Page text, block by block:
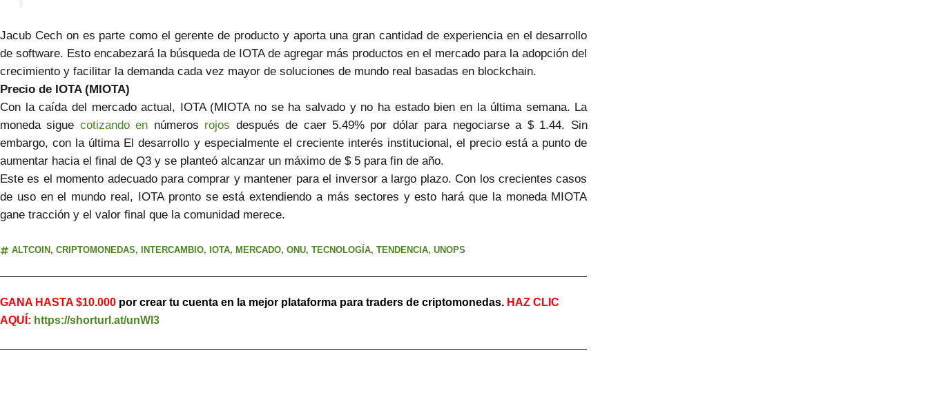
Jacub Cech on es parte como el gerente de producto y aporta una gran cantidad de experiencia en el desarrollo
de software. Esto encabezará la búsqueda de IOTA de agregar más productos en el mercado para la adopción del
crecimiento y facilitar la demanda cada vez mayor de soluciones de mundo real basadas en blockchain.
Precio de IOTA (MIOTA)
Con la caída del mercado actual, IOTA (MIOTA no se ha salvado y no ha estado bien en la última semana. La
moneda sigue cotizando en números rojos después de caer 5.49% por dólar para negociarse a $ 1.44. Sin
embargo, con la última El desarrollo y especialmente el creciente interés institucional, el precio está a punto de
aumentar hacia el final de Q3 y se planteó alcanzar un máximo de $ 5 para fin de año.
Este es el momento adecuado para comprar y mantener para el inversor a largo plazo. Con los crecientes casos
de uso en el mundo real, IOTA pronto se está extendiendo a más sectores y esto hará que la moneda MIOTA
gane tracción y el valor final que la comunidad merece.
ALTCOIN , CRIPTOMONEDAS, INTERCAMBIO, IOTA, MERCADO, ONU, TECNOLOGÍA, TENDENCIA, UNOPS
GANA HASTA $10.000 por crear tu cuenta en la mejor plataforma para traders de criptomonedas. HAZ CLIC
AQUÍ: https://shorturl.at/unWl3